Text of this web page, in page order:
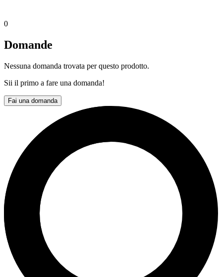
0
Domande
Nessuna domanda trovata per questo prodotto.
Sii il primo a fare una domanda!
Fai una domanda